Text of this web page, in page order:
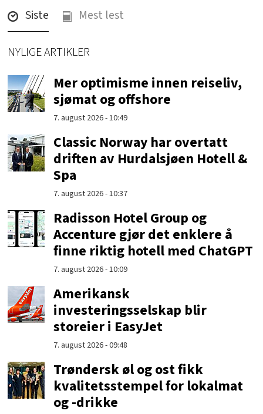
Siste Mest lest
NYLIGE ARTIKLER
Mer optimisme innen reiseliv,
sjømat og offshore
7. august 2026 - 10:49
Classic Norway har overtatt
driften av Hurdalsjøen Hotell &
Spa
7. august 2026 - 10:37
Radisson Hotel Group og
Accenture gjør det enklere å
finne riktig hotell med ChatGPT
7. august 2026 - 10:09
Amerikansk
investeringsselskap blir
storeier i EasyJet
7. august 2026 - 09:48
Trøndersk øl og ost fikk
kvalitetsstempel for lokalmat
og -drikke